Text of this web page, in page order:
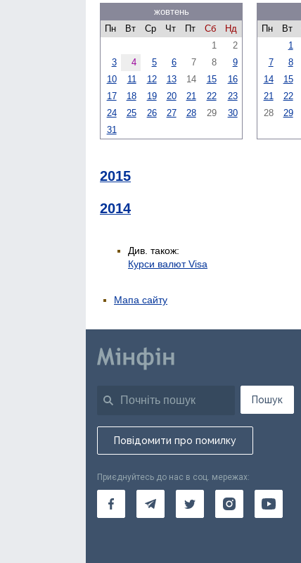
жовтень
Пн
Вт Ср Чт Пт Сб
Нд
1
2
3
4 5 6 7 8
9
10
11 12 13 14 15
16
17
18 19 20 21 22
23
24
25 26 27 28 29
30
31
Пн
Вт
1
7
8
14
15
21
22
28
29
2015
2014
Див. також:
Курси валют Visa
Мапа сайту
Пошук
Повідомити про помилку
Приєднуйтесь до нас в соц. мережах: